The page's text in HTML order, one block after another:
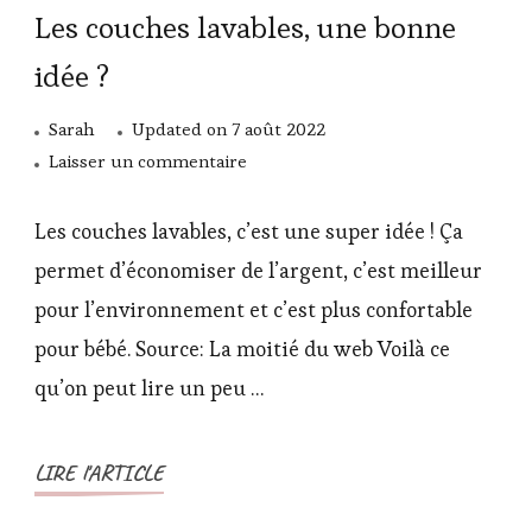
Les couches lavables, une bonne
idée ?
Sarah Updated on 7 août 2022
Laisser un commentaire
couches
bonne
idée
Les couches lavables, c’est une super idée ! Ça
permet d’économiser de l’argent, c’est meilleur
pour l’environnement et c’est plus confortable
pour bébé. Source: La moitié du web Voilà ce
qu’on peut lire un peu …
LIRE l'ARTICLE